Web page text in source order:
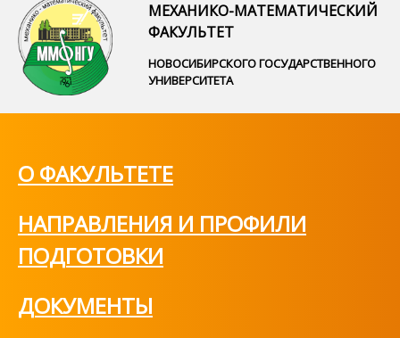
МЕХАНИКО-МАТЕМАТИЧЕСКИЙ
ФАКУЛЬТЕТ
НОВОСИБИРСКОГО ГОСУДАРСТВЕННОГО
УНИВЕРСИТЕТА
О ФАКУЛЬТЕТЕ
НАПРАВЛЕНИЯ И ПРОФИЛИ
ПОДГОТОВКИ
ДОКУМЕНТЫ